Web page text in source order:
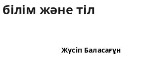
және тіл
Жүсіп Баласағұн